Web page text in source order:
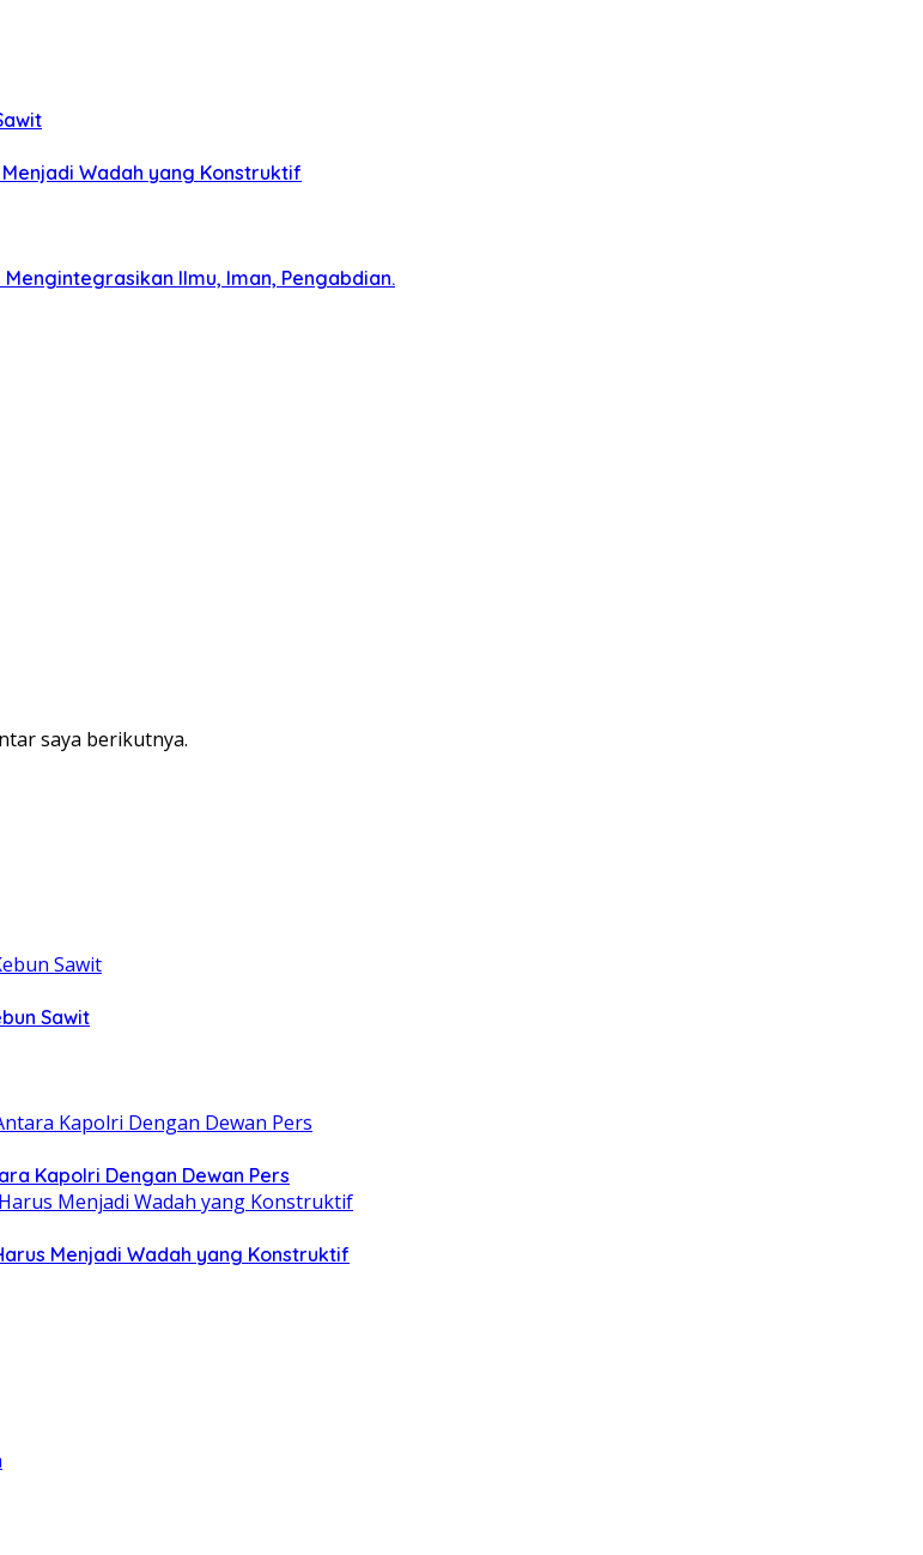
Wadah yang Konstruktif
Ilmu, Iman, Pengabdian.
saya berikutnya.
Sawit
Kapolri Dengan Dewan Pers
Menjadi Wadah yang Konstruktif